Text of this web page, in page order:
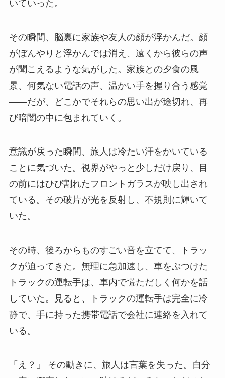
いていった。
その瞬間、脳裏に家族や友人の顔が浮かんだ。顔
がぼんやりと浮かんでは消え、遠くから彼らの声
が聞こえるような気がした。家族との夕食の風
景、何気ない電話の声、温かい手を握り合う感覚
――だが、どこかでそれらの思い出が途切れ、再
び暗闇の中に包まれていく。
意識が戻った瞬間、旅人は冷たい汗をかいている
ことに気づいた。視界がやっと少しだけ戻り、目
の前にはひび割れたフロントガラスが映し出され
ている。その破片が光を反射し、不規則に輝いて
いた。
その時、後ろからものすごい音を立てて、トラッ
クが迫ってきた。無理に急加速し、車をぶつけた
トラックの運転手は、車内で慌ただしく何かを話
していた。見ると、トラックの運転手は完全に冷
静で、手に持った携帯電話で会社に連絡を入れて
いる。
「え？」 その動きに、旅人は言葉を失った。自分